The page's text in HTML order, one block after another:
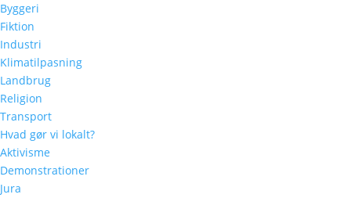
Byggeri
Fiktion
Industri
Klimatilpasning
Landbrug
Religion
Transport
Hvad gør vi lokalt?
Aktivisme
Demonstrationer
Jura